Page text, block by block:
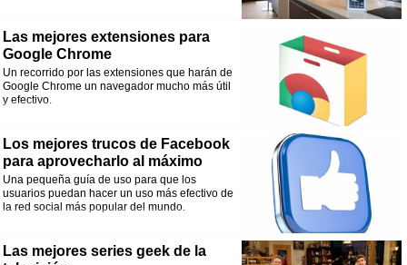
Las mejores extensiones para
Google Chrome
Un recorrido por las extensiones que harán de
Google Chrome un navegador mucho más útil
y efectivo.
Los mejores trucos de Facebook
para aprovecharlo al máximo
Una pequeña guía de uso para que los
usuarios puedan hacer un uso más efectivo de
la red social más popular del mundo.
Las mejores series geek de la